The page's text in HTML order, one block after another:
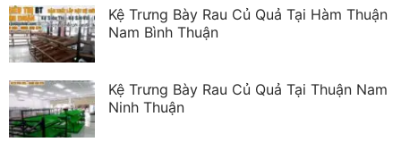
Kệ Trưng Bày Rau Củ Quả Tại Hàm Thuận
Nam Bình Thuận
Kệ Trưng Bày Rau Củ Quả Tại Thuận Nam
Ninh Thuận